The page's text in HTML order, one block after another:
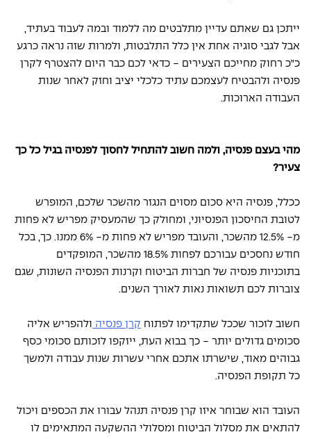
ייתכן גם שאתם עדיין מתלבטים מה ללמוד ובמה לעבוד בעתיד,
אבל לגבי סוגיה אחת אין כלל התלבטות, ולמרות שזה נראה כרגע
כ"כ רחוק מחייכם הצעירים - כדאי לכם כבר היום להצטרף לקרן
פנסיה ולהבטיח לעצמכם עתיד כלכלי יציב וחזק לאחר שנות
העבודה הארוכות.
מהי בעצם פנסיה, ולמה חשוב להתחיל לחסוך לפנסיה בגיל כל כך
צעיר?
ככלל, פנסיה היא סכום מסוים הנגזר מהשכר שלכם, המופרש
לטובת החיסכון הפנסיוני, ומחולק כך שהמעסיק מפריש לא פחות
מ- 12.5% מהשכר, והעובד מפריש לא פחות מ- 6% ממנו. כך, בכל
חודש נחסכים עבורכם לפחות 18.5% מהשכר, המופקדים
בתוכניות פנסיה של חברות הביטוח וקרנות הפנסיה השונות, שגם
צוברות לכם תשואות נאות לאורך השנים.
חשוב לזכור שככל שתקדימו לפתוח קרן פנסיה ולהפריש אליה
סכומים גדולים יותר - כך בבוא העת, ייזקפו לזכותם סכומי כסף
גבוהים מאוד, שישרתו אתכם אחרי עשרות שנות עבודה ולמשך
כל תקופת הפנסיה.
העובד הוא שבוחר איזו קרן פנסיה תנהל עבורו את הכספים ויכול
להתאים את מסלול הביטוח ומסלולי ההשקעה המתאימים לו